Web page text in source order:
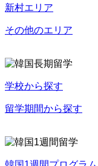
新村エリア
その他のエリア
学校から探す
留学期間から探す